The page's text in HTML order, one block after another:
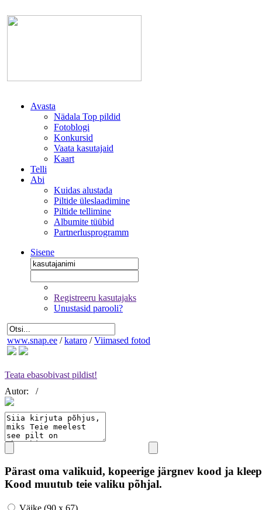
Avasta
Nädala Top pildid
Fotoblogi
Konkursid
Vaata kasutajaid
Kaart
Telli
Abi
Kuidas alustada
Piltide üleslaadimine
Piltide tellimine
Albumite tüübid
Partnerlusprogramm
Sisene
Registreeru kasutajaks
Unustasid parooli?
www.snap.ee / kataro / Viimased fotod
Teata ebasobivast pildist!
Autor:
/
Pärast oma valikuid, kopeerige järgnev kood ja
Kood muutub teie valiku põhjal.
Väike (90 x 67)